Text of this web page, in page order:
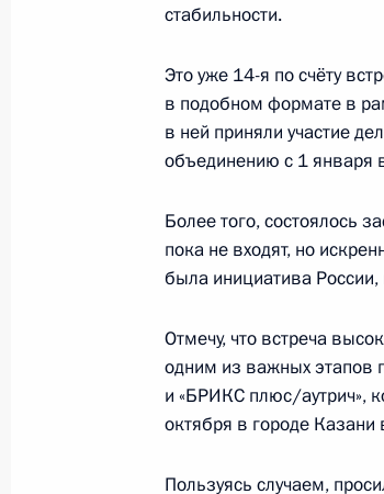
12 сентября 2024 года, 17:40
12 − 13 сентября 2024 года
Встреча с
вопросы безопасности
12 сентября 2024 года, 11:25
стабильности.
Это уже 14-я по счёту
в подобном формате в
в ней приняли участие
объединению с 1 января
Более того, состоялось
пока не входят, но
была инициатива
Отмечу, что встреча
одним из важных этапов
и «БРИКС плюс/аутрич»,
октября в городе Казани
Пользуясь случаем,